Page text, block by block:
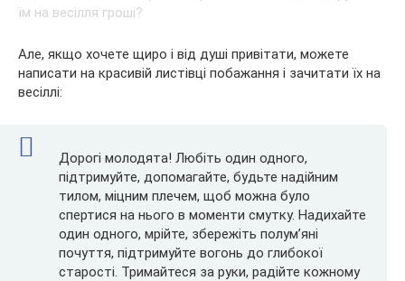
Але, якщо хочете щиро і від душі привітати, можете
написати на красивій листівці побажання і зачитати їх на
весіллі:
Дорогі молодята! Любіть один одного,
підтримуйте, допомагайте, будьте надійним
тилом, міцним плечем, щоб можна було
спертися на нього в моменти смутку. Надихайте
один одного, мрійте, збережіть полум’яні
почуття, підтримуйте вогонь до глибокої
старості. Тримайтеся за руки, радійте кожному